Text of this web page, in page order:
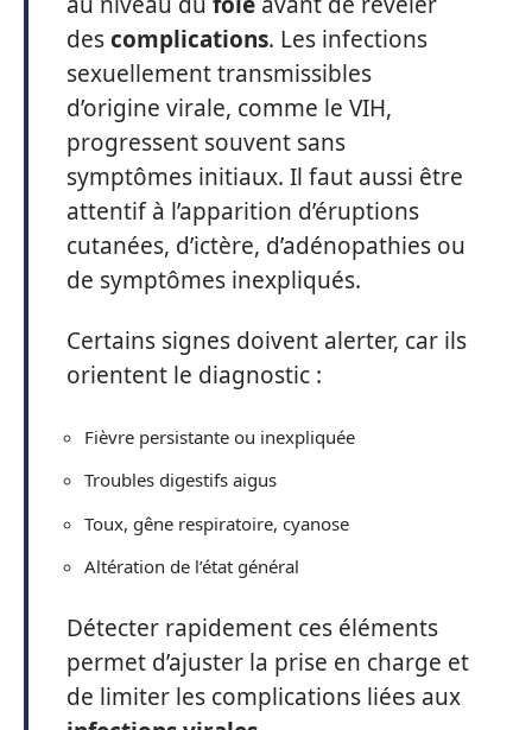
descomplications. Les infections
sexuellement transmissibles
d’origine virale, comme le VIH,
progressent souvent sans
symptômes initiaux. Il faut aussi être
attentif à l’apparition d’éruptions
cutanées, d’ictère, d’adénopathies ou
de symptômes inexpliqués.
Certains signes doivent alerter, car ils
orientent le diagnostic :
Fièvre persistante ou inexpliquée
Troubles digestifs aigus
Toux, gêne respiratoire, cyanose
Altération de l’état général
Détecter rapidement ces éléments
permet d’ajuster la prise en charge et
de limiter les complications liées aux